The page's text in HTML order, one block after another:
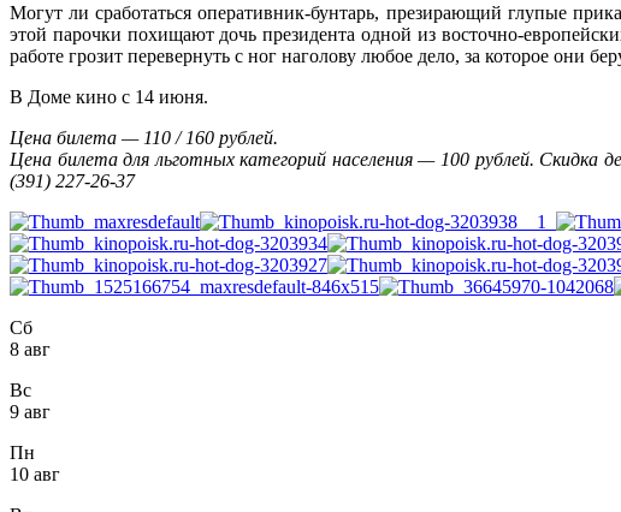
Могут ли сработаться оперативник-бунтарь, презирающий глупые
этой парочки похищают дочь президента одной из восточно-
работе грозит перевернуть с ног наголову любое дело, за которое они
В Доме кино с 14 июня.
Цена билета — 110 / 160 рублей.
Цена билета для льготных категорий населения— 100 рублей. Скидка
(391) 227-26-37
Сб
8 авг
Вс
9 авг
Пн
10 авг